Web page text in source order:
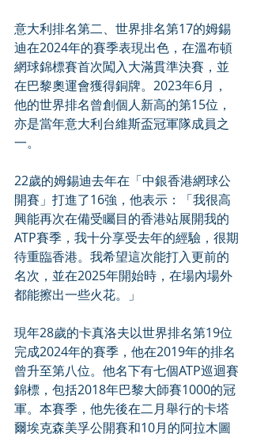
意大利排名第二、世界排名第17的姆錫
迪在2024年的賽季表現出色，在溫布頓
網球錦標賽首次闖入大滿貫準決賽，並
在巴黎奧運會獲得銅牌。2023年6月，
他的世界排名曾創個人新高的第15位，
亦是當年意大利台維斯盃冠軍隊成員之
一。
22歲的姆錫迪去年在「中銀香港網球公
開賽」打進了16強，他表示：「我很高
興能再次在備受矚目的香港站展開我的
ATP賽季，我十分享受去年的經驗，很期
待重臨香港。我希望這次能打入更前的
名次，並在2025年開始時，在場內場外
都能擦出一些火花。」
現年28歲的卡真洛夫以世界排名第19位
完成2024年的賽季，他在2019年的排名
曾升至第八位。他名下有七個ATP巡迴賽
錦標，包括2018年巴黎大師賽1000的冠
軍。本賽季，他先後在二月舉行的卡塔
爾埃克森美孚公開賽和10月的阿拉木圖